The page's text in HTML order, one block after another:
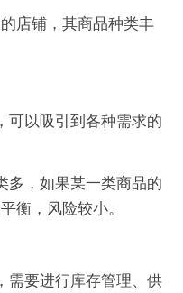
店铺，其商品种类丰
可以吸引到各种需求的
多，如果某一类商品的
衡，风险较小。
需要进行库存管理、供